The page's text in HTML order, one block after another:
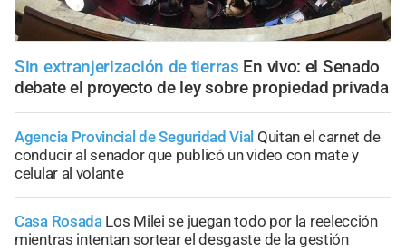
Sin extranjerización de tierras En vivo: el Senado
debate el proyecto de ley sobre propiedad privada
Agencia Provincial de Seguridad Vial Quitan el carnet de
conducir al senador que publicó un video con mate y
celular al volante
Casa Rosada Los Milei se juegan todo por la reelección
mientras intentan sortear el desgaste de la gestión